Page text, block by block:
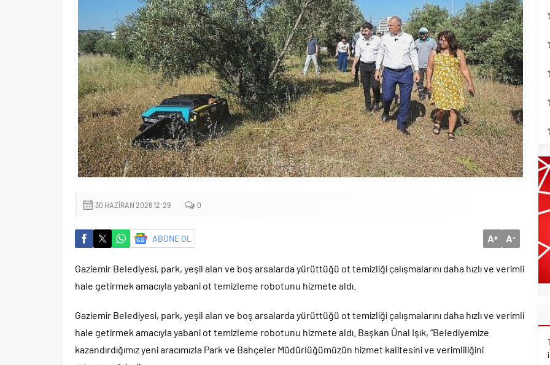
30 HAZIRAN 2026 12:29 0
ABONE OL A+ A-
Gaziemir Belediyesi, park, yeşil alan ve boş arsalarda yürüttüğü ot temizliği çalışmalarını daha hızlı ve verimli
hale getirmek amacıyla yabani ot temizleme robotunu hizmete aldı.
Gaziemir Belediyesi, park, yeşil alan ve boş arsalarda yürüttüğü ot temizliği çalışmalarını daha hızlı ve verimli
hale getirmek amacıyla yabani ot temizleme robotunu hizmete aldı. Başkan Ünal Işık, “Belediyemize
kazandırdığımız yeni aracımızla Park ve Bahçeler Müdürlüğümüzün hizmet kalitesini ve verimliliğini